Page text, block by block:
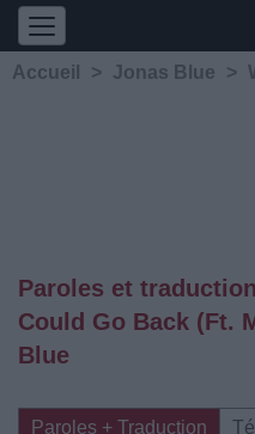
Accueil > Jonas Blue >
Paroles et
Could Go Back (Ft.
Blue
Paroles + Traduction